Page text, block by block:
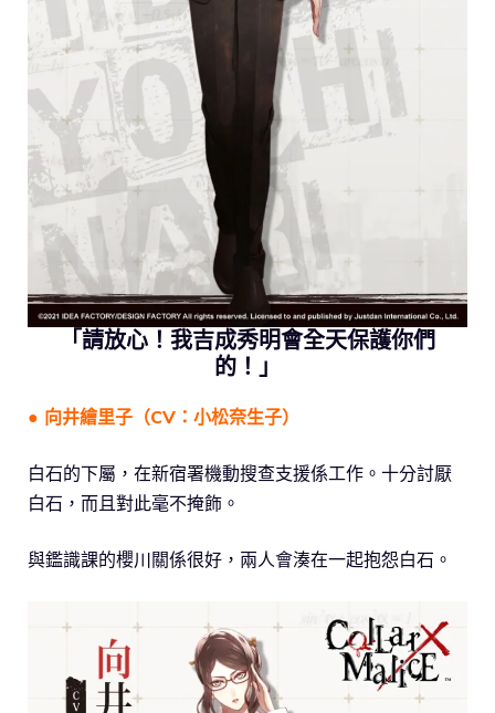
「請放心！我吉成秀明會全天保護你們
的！」
● 向井繪里子（CV：小松奈生子）
白石的下屬，在新宿署機動搜查支援係工作。十分討厭
白石，而且對此毫不掩飾。
與鑑識課的櫻川關係很好，兩人會湊在一起抱怨白石。